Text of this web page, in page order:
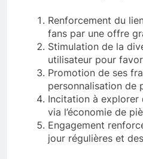
Renforcement du
fans par une offre
Stimulation de la
utilisateur pour
Promotion de ses
personnalisation de
Incitation à explorer
via l’économie de
Engagement
jour régulières et